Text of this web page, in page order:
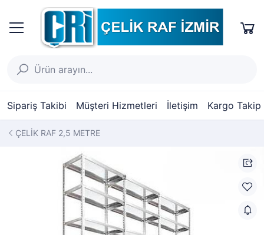
Sipariş Takibi Müşteri Hizmetleri İletişim Kargo Takip
ÇELİK RAF 2,5 METRE